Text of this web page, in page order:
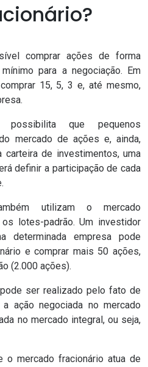
comprar ações de forma
para a negociação. Em
15, 5, 3 e, até mesmo,
possibilita que pequenos
mercado de ações e, ainda,
carteira de investimentos, uma
definir a participação de cada
utilizam o mercado
lotes-padrão. Um investidor
determinada empresa pode
e comprar mais 50 ações,
(2.000 ações).
ser realizado pelo fato de
ação negociada no mercado
no mercado integral, ou seja,
o mercado fracionário atua de